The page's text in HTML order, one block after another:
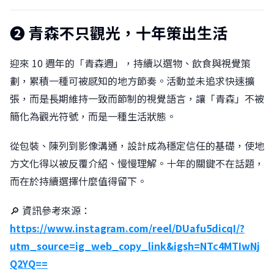
❷ 青森不只觀光，十年策出生活
迎來 10 週年的「青森週」，持續以選物、飲食與視覺策
劃，累積一種可被感知的地方節奏。活動並未追求快速擴
張，而是長期維持一致而節制的視覺語言，讓「青森」不被
簡化為觀光符號，而是一種生活狀態。
從包裝、陳列到影像溝通，設計成為穩定信任的基礎，使地
方文化得以被反覆介紹、慢慢理解。十年的關鍵不在話題，
而在於持續選擇什麼值得留下。
🔎 資訊參考來源：
https://www.instagram.com/reel/DUafu5dicqI/?
utm_source=ig_web_copy_link&igsh=NTc4MTIwNj
Q2YQ==